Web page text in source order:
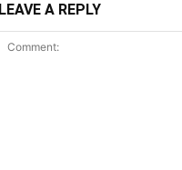
LEAVE A REPLY